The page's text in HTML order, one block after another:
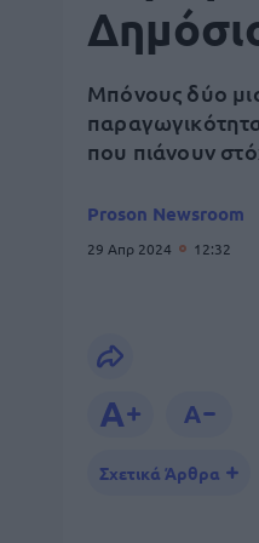
Μπόνους δύο
που πιάνουν
Proson Newsroom
29 Απρ 2024 12:32
Σχετικά Άρθρα